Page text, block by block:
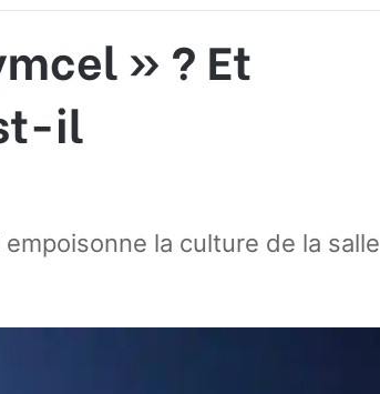
» ? Et
il
la culture de la salle